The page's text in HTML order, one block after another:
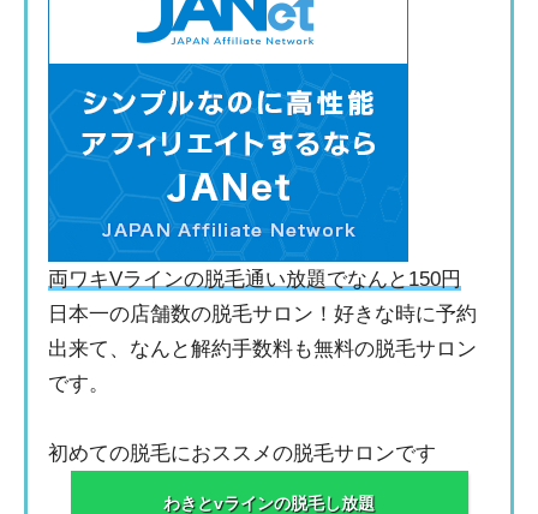
両ワキVラインの脱毛通い放題でなんと150円
日本一の店舗数の脱毛サロン！好きな時に予約
出来て、なんと解約手数料も無料の脱毛サロン
です。
初めての脱毛におススメの脱毛サロンです
わきとvラインの脱毛し放題